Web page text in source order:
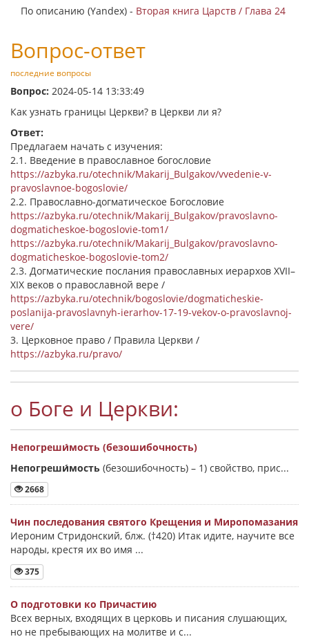
По описанию (Yandex) - Вторая книга Царств / Глава 24
Вопрос-ответ
последние вопросы
Вопрос: 2024-05-14 13:33:49
Как узнать границы Церкви? в Церкви ли я?
Ответ:
Предлагаем начать с изучения:
2.1. Введение в православное богословие
https://azbyka.ru/otechnik/Makarij_Bulgakov/vvedenie-v-
pravoslavnoe-bogoslovie/
2.2. Православно-догматическое Богословие
https://azbyka.ru/otechnik/Makarij_Bulgakov/pravoslavno-
dogmaticheskoe-bogoslovie-tom1/
https://azbyka.ru/otechnik/Makarij_Bulgakov/pravoslavno-
dogmaticheskoe-bogoslovie-tom2/
2.3. Догматические послания православных иерархов XVII–
XIX веков о православной вере /
https://azbyka.ru/otechnik/bogoslovie/dogmaticheskie-
poslanija-pravoslavnyh-ierarhov-17-19-vekov-o-pravoslavnoj-
vere/
3. Церковное право / Правила Церкви /
https://azbyka.ru/pravo/
о Боге и Церкви:
Непогреши́мость (безошибочность)
Непогреши́мость (безошибочность) – 1) свойство, прис...
2668
Чин последования святого Крещения и Миропомазания
Иероним Стридонский, блж. (†420) Итак идите, научите все
народы, крестя их во имя ...
375
О подготовки ко Причастию
Всех верных, входящих в церковь и писания слушающих,
но не пребывающих на молитве и с...